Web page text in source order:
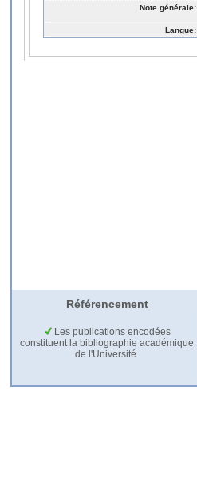
Note générale:
Langue:
Référencement
Les publications encodées
constituent la bibliographie académique
de l'Université.